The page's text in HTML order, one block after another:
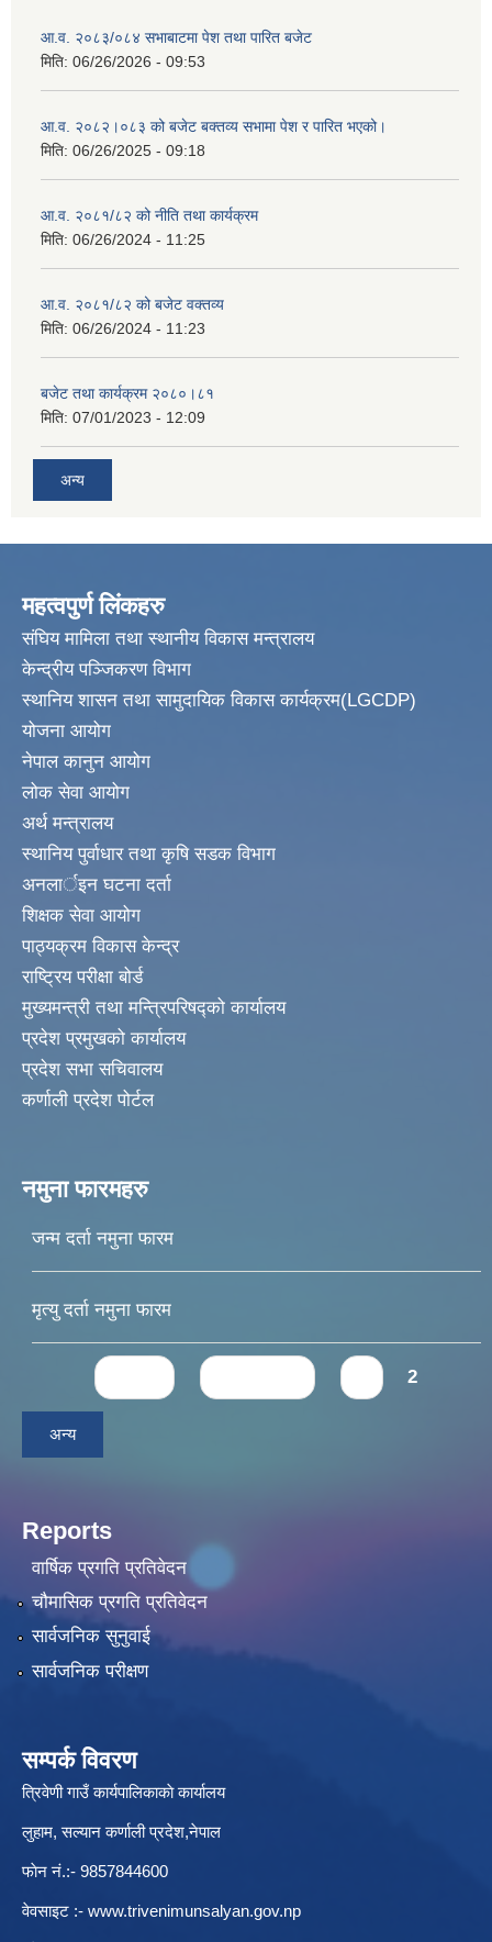
आ.व. २०८३/०८४ सभाबाटमा पेश तथा पारित बजेट
मिति: 06/26/2026 - 09:53
आ‍.व. २०८२।०८३ को बजेट बक्तव्य सभामा पेश र पारित भएको।
मिति: 06/26/2025 - 09:18
आ.व. २०८१/८२ को नीति तथा कार्यक्रम
मिति: 06/26/2024 - 11:25
आ.व. २०८१/८२ को बजेट वक्तव्य
मिति: 06/26/2024 - 11:23
बजेट तथा कार्यक्रम २०८०।८१
मिति: 07/01/2023 - 12:09
अन्य
महत्वपुर्ण लिंकहरु
संघिय मामिला तथा स्थानीय विकास मन्त्रालय
केन्द्रीय पञ्जिकरण विभाग
स्थानिय शासन तथा सामुदायिक विकास कार्यक्रम(LGCDP)
योजना आयोग
नेपाल कानुन आयोग
लोक सेवा आयोग
अर्थ मन्त्रालय
स्थानिय पुर्वाधार तथा कृषि सडक विभाग
अनलार्इन घटना दर्ता
शिक्षक सेवा आयोग
पाठ्यक्रम विकास केन्द्र
राष्ट्रिय परीक्षा बोर्ड
मुख्यमन्त्री तथा मन्त्रिपरिषद्को कार्यालय
प्रदेश प्रमुखको कार्यालय
प्रदेश सभा सचिवालय
कर्णाली प्रदेश पोर्टल
नमुना फारमहरु
जन्म दर्ता नमुना फारम
मृत्यु दर्ता नमुना फारम
Pages 2
अन्य
Reports
वार्षिक प्रगति प्रतिवेदन
चौमासिक प्रगति प्रतिवेदन
सार्वजनिक सुनुवाई
सार्वजनिक परीक्षण
सम्पर्क विवरण
त्रिवेणी गाउँ कार्यपालिकाकाे कार्यालय
लुहाम, सल्यान कर्णाली प्रदेश,नेपाल
फाेन नं.:- 9857844600
वेवसाइट :- www.trivenimunsalyan.gov.np